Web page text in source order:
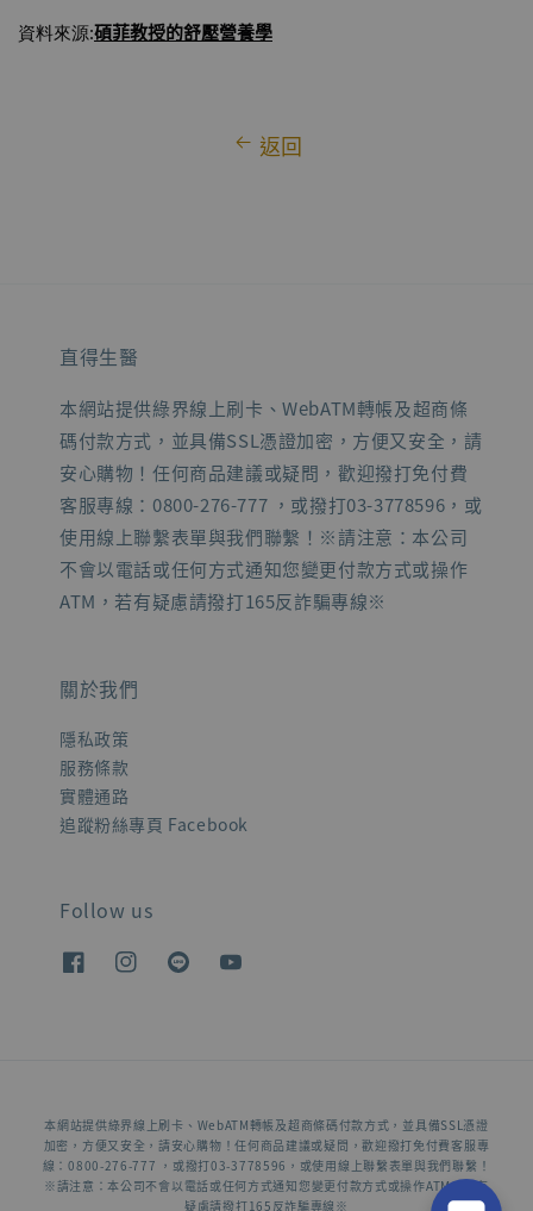
資料來源:碩菲教授的舒壓營養學
返回
直得生醫
本網站提供綠界線上刷卡、WebATM轉帳及超商條
碼付款方式，並具備SSL憑證加密，方便又安全，請
安心購物！任何商品建議或疑問，歡迎撥打免付費
客服專線：0800-276-777 ，或撥打03-3778596，或
使用線上聯繫表單與我們聯繫！※請注意：本公司
不會以電話或任何方式通知您變更付款方式或操作
ATM，若有疑慮請撥打165反詐騙專線※
關於我們
隱私政策
服務條款
實體通路
追蹤粉絲專頁 Facebook
Follow us
本網站提供綠界線上刷卡、WebATM轉帳及超商條碼付款方式，並具備SSL憑證
加密，方便又安全，請安心購物！任何商品建議或疑問，歡迎撥打免付費客服專
線：0800-276-777 ，或撥打03-3778596，或使用線上聯繫表單與我們聯繫！
※請注意：本公司不會以電話或任何方式通知您變更付款方式或操作ATM，若有
疑慮請撥打165反詐騙專線※